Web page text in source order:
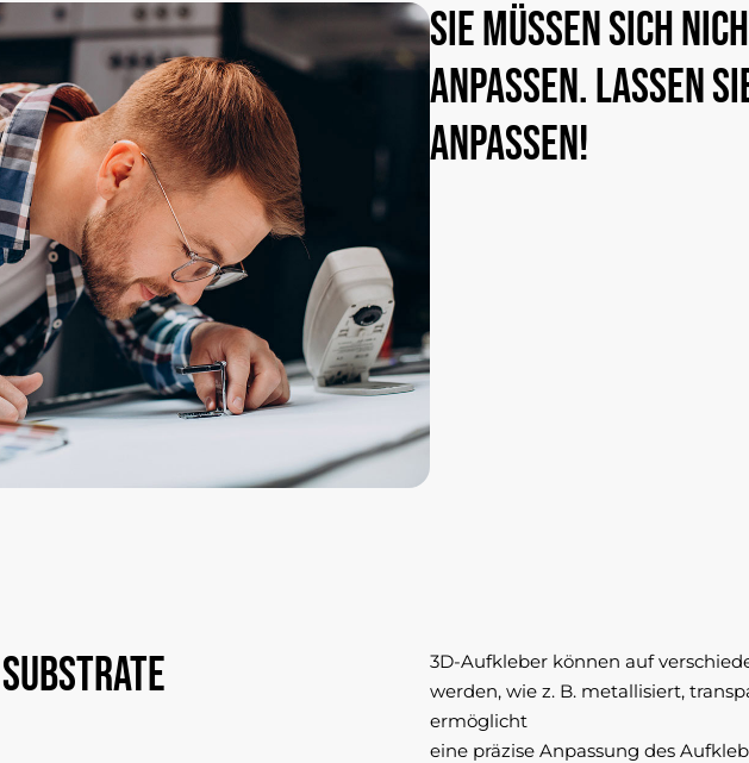
Siemüssensich
anpassen.Lassen
anpassen!
Substrate
3D-Aufkleber können auf
werden, wie z. B. metallisiert,
ermöglicht
eine präzise Anpassung des